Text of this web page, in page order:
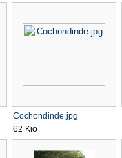
Cochondinde.jpg
62 Kio